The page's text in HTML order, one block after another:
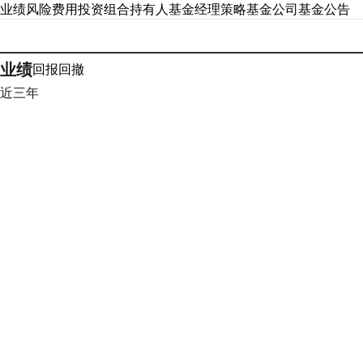
业绩风险费用投资组合持有人基金经理策略基金公司基金公告
业绩回报回撤
近三年